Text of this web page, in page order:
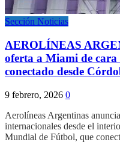
Sección Noticias
AEROLÍNEAS
oferta a Miami de
conectado desde
9 febrero, 2026 0
Aerolíneas Argentinas
internacionales desde el
Mundial de Fútbol, que